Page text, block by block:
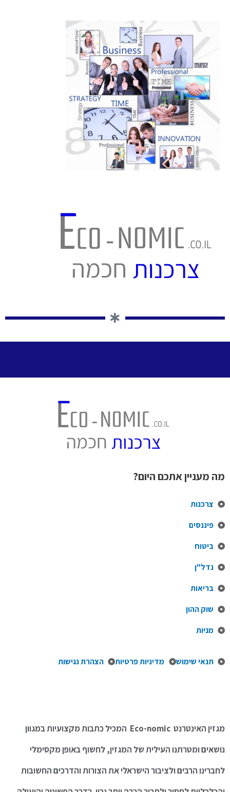
מה מעניין אתכם היום?
צרכנות
פיננסים
ביטוח
נדל"ן
בריאות
שוק ההון
מניות
תנאי שימוש מדיניות פרטיות הצהרת נגישות
מגזין האינטרנט Eco-nomic המכיל כתבות מקצועיות במגוון
נושאים ומטרתנו העילית של המגזין, לחשוף באופן מקסימלי
לחברינו הרבים ולציבור הישראלי את הצורות והדרכים החשובות